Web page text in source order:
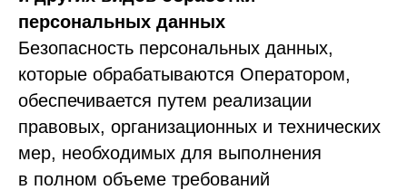
персональных данных
Безопасность персональных данных,
которые обрабатываются Оператором,
обеспечивается путем реализации
правовых, организационных и технических
мер, необходимых для выполнения
в полном объеме требований